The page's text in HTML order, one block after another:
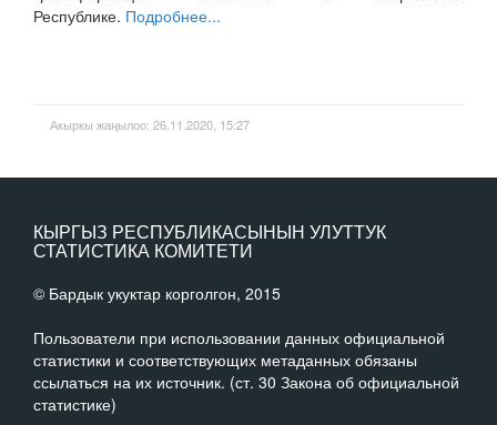
Республике. Подробнее...
Акыркы жаңылоо: 26.11.2020, 15:27
КЫРГЫЗ РЕСПУБЛИКАСЫНЫН УЛУТТУК
СТАТИСТИКА КОМИТЕТИ
© Бардык укуктар корголгон, 2015
Пользователи при использовании данных официальной
статистики и соответствующих метаданных обязаны
ссылаться на их источник. (ст. 30 Закона об официальной
статистике)